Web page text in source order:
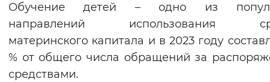
Звуковой ассистент
Воспроизвести Остановить
Обучение детей – одно из
направлений использования
материнского капитала и в 2023 году
% от общего числа обращений за
средствами.